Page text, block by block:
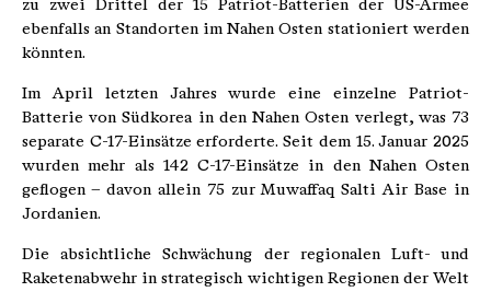
zu zwei Drittel der 15 Patriot-Batterien der US-Armee
ebenfalls an Standorten im Nahen Osten stationiert werden
könnten.
Im April letzten Jahres wurde eine einzelne Patriot-
Batterie von Südkorea in den Nahen Osten verlegt, was 73
separate C-17-Einsätze erforderte. Seit dem 15. Januar 2025
wurden mehr als 142 C-17-Einsätze in den Nahen Osten
geflogen – davon allein 75 zur Muwaffaq Salti Air Base in
Jordanien.
Die absichtliche Schwächung der regionalen Luft- und
Raketenabwehr in strategisch wichtigen Regionen der Welt